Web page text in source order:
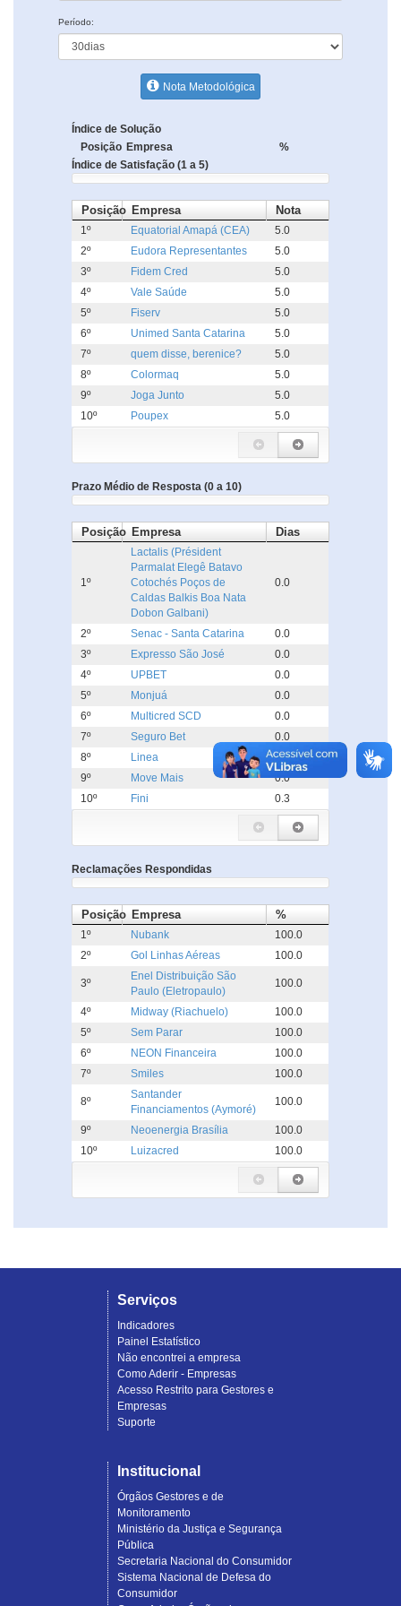
Período:
Nota Metodológica
Índice de Solução
Posição Empresa
%
Índice de Satisfação (1 a 5)
Posição Empresa Nota
1º Equatorial Amapá (CEA)
5.0
2º
Eudora Representantes
5.0
3º
Fidem Cred
5.0
4º
Vale Saúde
5.0
5º
Fiserv
5.0
6º
Unimed Santa Catarina
5.0
7º
quem disse, berenice?
5.0
8º
Colormaq
5.0
9º
Joga Junto
5.0
10º
Poupex 5.0
Prazo Médio de Resposta (0 a 10)
Posição Empresa Dias
1º
Lactalis (Président
Parmalat Elegê Batavo
Cotochés Poços de
Caldas Balkis Boa Nata
Dobon Galbani)
0.0
2º Senac - Santa Catarina
0.0
3º
Expresso São José
0.0
4º
UPBET
0.0
5º
Monjuá
0.0
6º
Multicred SCD
0.0
7º
Seguro Bet
0.0
8º
Linea
0.0
9º
Move Mais
0.0
10º
Fini 0.3
Reclamações Respondidas
Posição Empresa %
1º Nubank
100.0
2º
Gol Linhas Aéreas 100.0
3º
Enel Distribuição São
Paulo (Eletropaulo)
100.0
4º Midway (Riachuelo)
100.0
5º
Sem Parar
100.0
6º
NEON Financeira
100.0
7º
Smiles 100.0
8º
Santander
Financiamentos (Aymoré)
100.0
9º Neoenergia Brasília
100.0
10º
Luizacred 100.0
Serviços
Indicadores
Painel Estatístico
Não encontrei a empresa
Como Aderir - Empresas
Acesso Restrito para Gestores e
Empresas
Suporte
Institucional
Órgãos Gestores e de
Monitoramento
Ministério da Justiça e Segurança
Pública
Secretaria Nacional do Consumidor
Sistema Nacional de Defesa do
Consumidor